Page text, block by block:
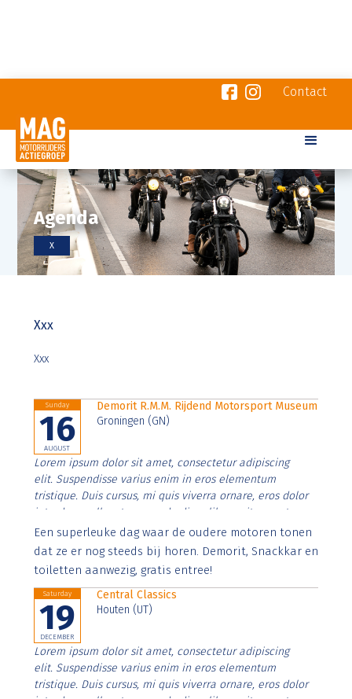
Contact
Agenda
X
Xxx
Xxx
Sunday
16
AUGUST
Demorit R.M.M. Rijdend Motorsport Museum
Groningen (GN)
Lorem ipsum dolor sit amet, consectetur adipiscing
elit. Suspendisse varius enim in eros elementum
tristique. Duis cursus, mi quis viverra ornare, eros dolor
interdum nulla, ut commodo diam libero vitae erat.
Aenean faucibus nibh et justo cursus id rutrum lorem
imperdiet. Nunc ut sem vitae risus tristique posuere.
Een superleuke dag waar de oudere motoren tonen
dat ze er nog steeds bij horen. Demorit, Snackkar en
toiletten aanwezig, gratis entree!
Saturday
19
DECEMBER
Central Classics
Houten (UT)
Lorem ipsum dolor sit amet, consectetur adipiscing
elit. Suspendisse varius enim in eros elementum
tristique. Duis cursus, mi quis viverra ornare, eros dolor